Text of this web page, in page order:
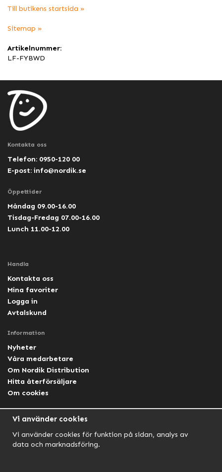
Till butikens startsida »
Sitemap »
Artikelnummer:
LF-FYBWD
Kontakta oss
Telefon: 0950-120 00
E-post: info@nordik.se
Öppettider
Måndag 09.00-16.00
Tisdag-Fredag 07.00-16.00
Lunch 11.00-12.00
Handla
Kontakta oss
Mina favoriter
Logga in
Avtalskund
Information
Nyheter
Våra medarbetare
Om Nordik Distribution
Hitta återförsäljare
Om cookies
Facebook Lightforce Sweden
Vi använder cookies
Vi använder cookies för funktion på sidan, analys av
data och marknadsföring.